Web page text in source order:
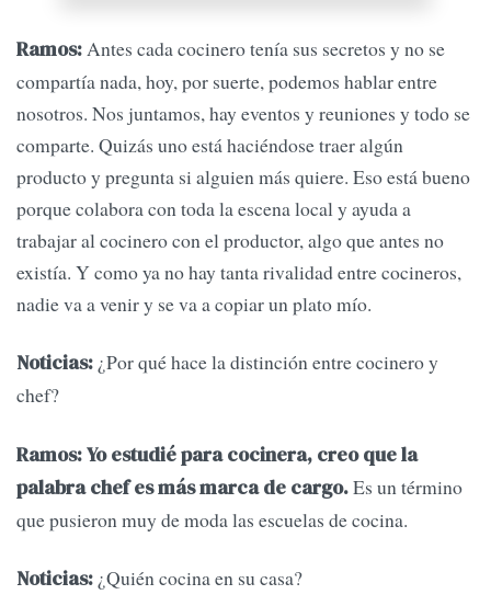
Ramos:Antes cada cocinero tenía sus secretos y no se
compartía nada, hoy, por suerte, podemos hablar entre
nosotros. Nos juntamos, hay eventos y reuniones y todo se
comparte. Quizás uno está haciéndose traer algún
producto y pregunta si alguien más quiere. Eso está bueno
porque colabora con toda la escena local y ayuda a
trabajar al cocinero con el productor, algo que antes no
existía. Y como ya no hay tanta rivalidad entre cocineros,
nadie va a venir y se va a copiar un plato mío.
Noticias: ¿Por qué hace la distinción entre cocinero y
chef?
Ramos:Yo estudié para cocinera, creo que la
palabra chef es más marca de cargo.Es un término
que pusieron muy de moda las escuelas de cocina.
Noticias: ¿Quién cocina en su casa?